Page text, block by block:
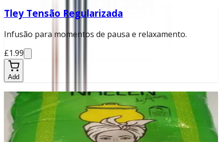
Tley Tensão Regularizada
Infusão para momentos de pausa e relaxamento.
£1.99
Add
Nhelen
Produto prático para base de receitas ou
acompanhamento.